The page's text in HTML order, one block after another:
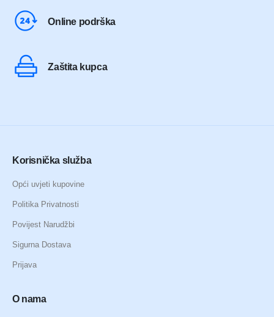
Online podrška
Zaštita kupca
Korisnička služba
Opći uvjeti kupovine
Politika Privatnosti
Povijest Narudžbi
Sigurna Dostava
Prijava
O nama